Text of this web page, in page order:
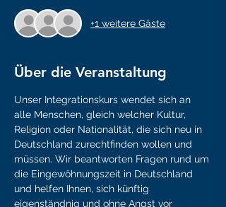
+1 weitere Gäste
Über die Veranstaltung
Unser Integrationskurs wendet sich an
alle Menschen, gleich welcher Kultur,
Religion oder Nationalität, die sich neu in
Deutschland zurechtfinden wollen und
müssen. Wir beantworten Fragen rund um
die Eingewöhnungszeit in Deutschland
und helfen Ihnen, sich künftig
eigenständnig und ohne Angst vor